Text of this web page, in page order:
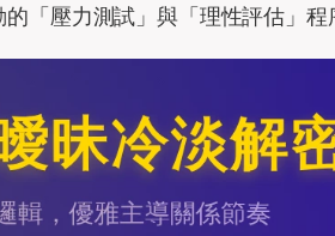
「壓力測試」與「理性評估」程